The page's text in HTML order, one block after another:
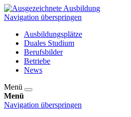
Navigation überspringen
Ausbildungsplätze
Duales Studium
Berufsbilder
Betriebe
News
Menü
Menü
Navigation überspringen